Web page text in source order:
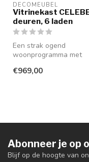
DECOMEUBEL
Vitrinekast
deuren, 6 laden
Een strak ogend
woonprogramma met
uitgevoerd in glad ...
€969,00
Abonneer je op
Blijf op de hoogte van